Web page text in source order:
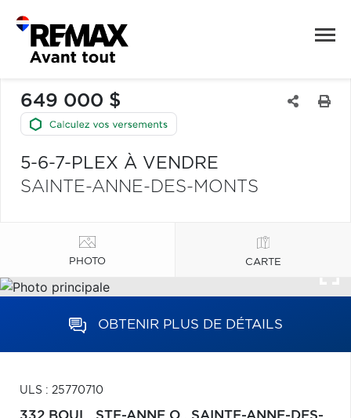
649 000 $
5-6-7-PLEX À VENDRE
SAINTE-ANNE-DES-MONTS
PHOTO CARTE
OBTENIR PLUS DE DÉTAILS
ULS : 25770710